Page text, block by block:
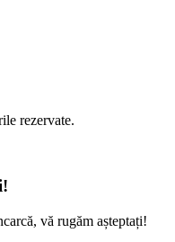
rezervate.